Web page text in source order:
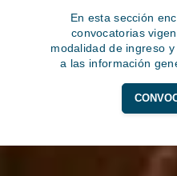
En esta sección
convocatorias
modalidad de ingreso
a las información